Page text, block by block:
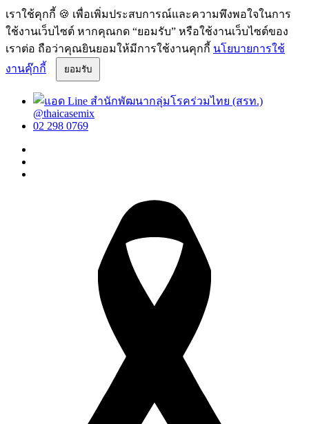
เราใช้คุกกี้ 🍪 เพื่อเพิ่มประสบการณ์และความพึงพอใจในการ
ใช้งานเว็บไซต์ หากคุณกด “ยอมรับ” หรือใช้งานเว็บไซต์ของ
เราต่อ ถือว่าคุณยินยอมให้มีการใช้งานคุกกี้ นโยบายการใช้
งานคุ๊กกี้
ยอมรับ
@thaicasemix
02 298 0769